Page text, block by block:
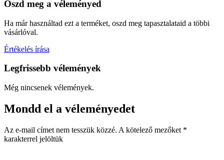
Oszd meg a véleményed
Ha már használtad ezt a terméket, oszd meg tapasztalataid a többi
vásárlóval.
Értékelés írása
Legfrissebb vélemények
Még nincsenek vélemények.
Mondd el a véleményedet
Az e-mail címet nem tesszük közzé. A kötelező mezőket *
karakterrel jelöltük